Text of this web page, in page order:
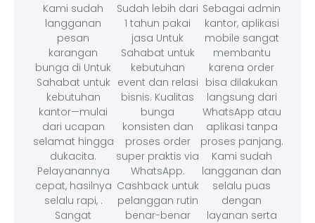
Kami sudah
langganan
pesan
karangan
bunga di Untuk
Sahabat untuk
kebutuhan
kantor—mulai
dari ucapan
selamat hingga
dukacita.
Pelayanannya
cepat, hasilnya
selalu rapi, .
Sangat
Sudah lebih dari
1 tahun pakai
jasa Untuk
Sahabat untuk
kebutuhan
event dan relasi
bisnis. Kualitas
bunga
konsisten dan
proses order
super praktis via
WhatsApp.
Cashback untuk
pelanggan rutin
benar-benar
Sebagai admin
kantor, aplikasi
mobile sangat
membantu
karena order
bisa dilakukan
langsung dari
WhatsApp atau
aplikasi tanpa
proses panjang.
Kami sudah
langganan dan
selalu puas
dengan
layanan serta